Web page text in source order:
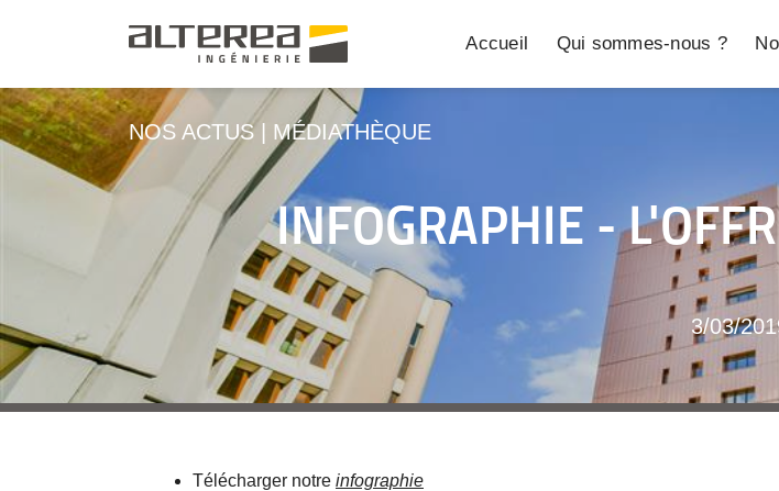
Accueil Qui sommes-nous ?
NOS ACTUS MÉDIATHÈQUE
INFOGRAPHIE -
3/03/
Télécharger notre infographie